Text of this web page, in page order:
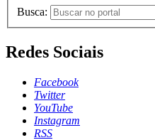
Busca:
Redes Sociais
Facebook
Twitter
YouTube
Instagram
RSS